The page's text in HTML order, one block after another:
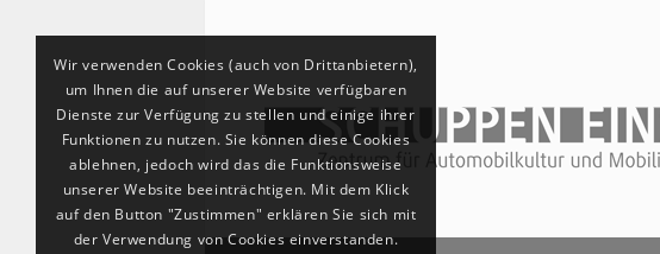
Wir verwenden Cookies (auch von Drittanbietern),
um Ihnen die auf unserer Website verfügbaren
Dienste zur Verfügung zu stellen und einige ihrer
Funktionen zu nutzen. Sie können diese Cookies
ablehnen, jedoch wird das die Funktionsweise
unserer Website beeinträchtigen. Mit dem Klick
auf den Button "Zustimmen" erklären Sie sich mit
der Verwendung von Cookies einverstanden.